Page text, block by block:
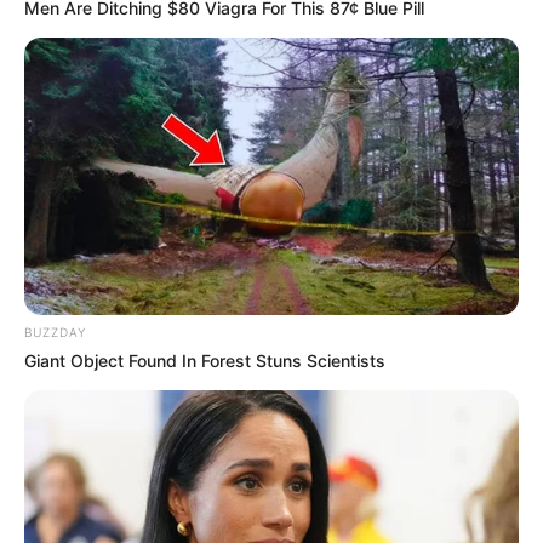
ΑΝΤΙΑΜΕΡΙΚΑΝΙΚΌ “ΠΑΓΚΌΣΜΙΟ
ΟΙΚΟΝΟΜΙΚΌ ΦΌΡΟΥΜ” ΜΙΑ ΑΠΌΛΥΤΗ
ΚΑΤΑΣΤΡΟΦΉ ΓΙΑ ΤΗΝ ΑΝΘΡΩΠΌΤΗΤΑ
Στη δεκαετία του 1980 ήρθε γενετικά τροποποιημένο και
μεταλλαγμένο καλαμπόκι και σόγια. Η κυβέρνηση την
Men Are Ditching $80 Viagra For This 87¢ Blue Pill
BUZZDAY
Giant Object Found In Forest Stuns Scientists